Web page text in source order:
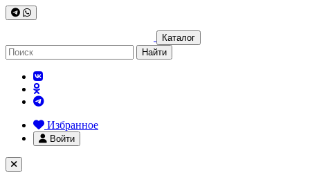
Каталог
Найти
Избранное
Войти